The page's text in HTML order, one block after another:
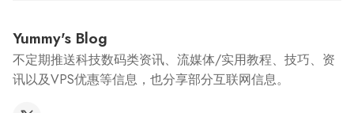
Yummy's Blog
不定期推送科技数码类资讯、流媒体/实用教程、技巧、资
讯以及VPS优惠等信息，也分享部分互联网信息。